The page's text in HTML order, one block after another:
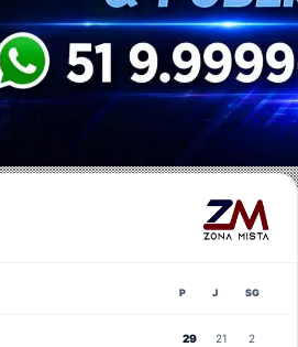
P J SG
29 21 2